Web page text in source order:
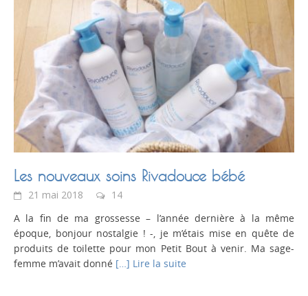
Les nouveaux soins Rivadouce bébé
21 mai 2018
14
A la fin de ma grossesse – l’année dernière à la même
époque, bonjour nostalgie ! -, je m’étais mise en quête de
produits de toilette pour mon Petit Bout à venir. Ma sage-
femme m’avait donné […] Lire la suite